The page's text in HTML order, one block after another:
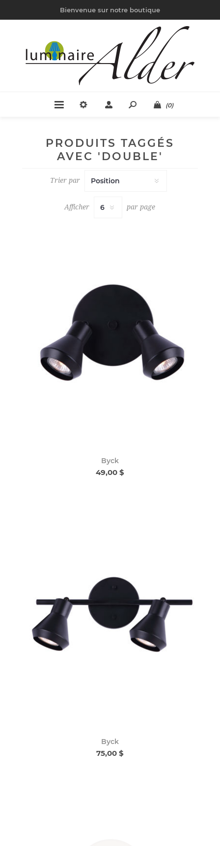
Bienvenue sur notre boutique
(0)
PRODUITS TAGGÉS
AVEC 'DOUBLE'
Trier par
Afficher par page
Byck
49,00 $
Byck
75,00 $